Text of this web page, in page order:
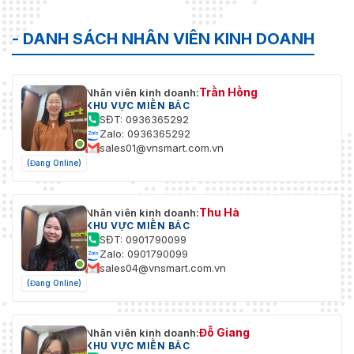
Lọc Tiếng Ồn Môi
Hỗ trợ
Tần Số Lấy Mẫu Âm
Thanh
8 kHz / 16 kHz / 32 kHz / 44.1 kHz
/ 48 kHz
Tốc Độ Bit Âm
Thanh
64 Kbps (G.711 ulaw)
Phân Tích Video
Thông Minh
Phát hiện chuyển động thông
minh (phân loại đối tượng người
và phương tiện)
Phát Hiện Khuôn
Mẫu khuôn mặt: Không hỗ trợ
- DANH SÁCH NHÂN VIÊN KINH DOANH
(Đang Online)
Nhân viên kinh doanh:Trần Hồng
KHU VỰC MIỀN BẮC
SĐT: 0936365292
Zalo: 0936365292
sales01@vnsmart.com.vn
(Đang Online)
Nhân viên kinh doanh:Thu Hà
KHU VỰC MIỀN BẮC
SĐT: 0901790099
Zalo: 0901790099
sales04@vnsmart.com.vn
Nhân viên kinh doanh:Đỗ Giang
KHU VỰC MIỀN BẮC